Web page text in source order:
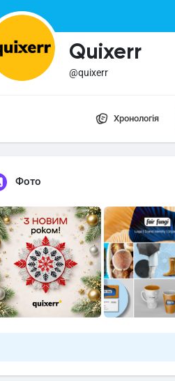
Quixerr
@quixerr
Хронологія
Фото